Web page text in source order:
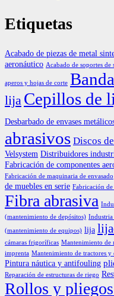
Etiquetas
Acabado de piezas de metal
aeronáutico Acabado de soportes de
aperos y hojas de corte
lija Cepillos de
Desbarbado de envases
abrasivos Discos
Velsystem Distribuidores
Fabricación de componentes
Fabricación de maquinaria de envasado
de muebles en serie Fabricación
Fibra abrasiva
(mantenimiento de depósitos) Industria
(mantenimiento de equipos) lija
cámaras frigoríficas Mantenimiento de
imprenta Mantenimiento de tractores y
Pintura náutica y antifouling
Reparación de estructuras de riego
Rollos y